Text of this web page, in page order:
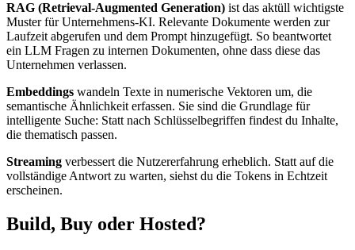
RAG (Retrieval-Augmented Generation) ist das aktüll wichtigste
Muster für Unternehmens-KI. Relevante Dokumente werden zur
Laufzeit abgerufen und dem Prompt hinzugefügt. So beantwortet
ein LLM Fragen zu internen Dokumenten, ohne dass diese das
Unternehmen verlassen.
Embeddings wandeln Texte in numerische Vektoren um, die
semantische Ähnlichkeit erfassen. Sie sind die Grundlage für
intelligente Suche: Statt nach Schlüsselbegriffen findest du Inhalte,
die thematisch passen.
Streaming verbessert die Nutzererfahrung erheblich. Statt auf die
vollständige Antwort zu warten, siehst du die Tokens in Echtzeit
erscheinen.
Build, Buy oder Hosted?